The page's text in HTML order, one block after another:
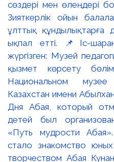
сөздері мен өлеңдері
Зияткерлік ойын
ұлттық құндылықтарға
ықпал етті. 📌Іс-
жүргізген: Музей
қызмет көрсету
Национальном
Казахстан имени
Дня Абая, который
детей был
«Путь мудрости
стало знакомство
творчеством Абая